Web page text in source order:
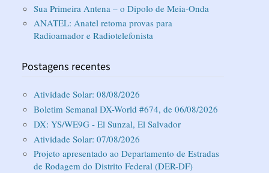
Sua Primeira Antena – o Dipolo de Meia-Onda
ANATEL: Anatel retoma provas para
Radioamador e Radiotelefonista
Postagens recentes
Atividade Solar: 08/08/2026
Boletim Semanal DX-World #674, de 06/08/2026
DX: YS/WE9G - El Sunzal, El Salvador
Atividade Solar: 07/08/2026
Projeto apresentado ao Departamento de Estradas
de Rodagem do Distrito Federal (DER-DF)